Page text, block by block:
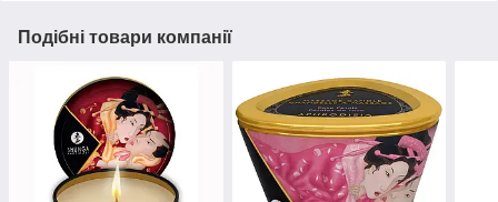
Подібні товари компанії